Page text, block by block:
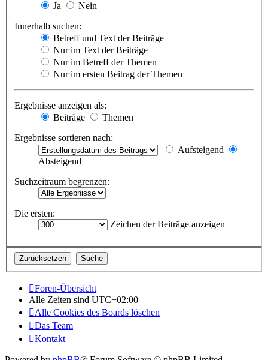
Ja
Nein
Innerhalb suchen:
Betreff und Text der Beiträge
Nur im Text der Beiträge
Nur im Betreff der Themen
Nur im ersten Beitrag der Themen
Ergebnisse anzeigen als:
Beiträge
Themen
Ergebnisse sortieren nach:
Aufsteigend
Absteigend
Suchzeitraum begrenzen:
Die ersten:
Zeichen der Beiträge anzeigen
Foren-Übersicht
Alle Zeiten sind UTC+02:00
Alle Cookies des Boards löschen
Das Team
Kontakt